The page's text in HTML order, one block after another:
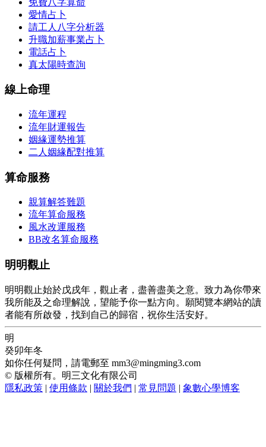
愛情占卜
請工人八字分析器
升職加薪事業占卜
電話占卜
真太陽時查詢
線上命理
流年運程
流年財運報告
姻緣運勢推算
二人姻緣配對推算
算命服務
親算解答難題
流年算命服務
風水改運服務
BB改名算命服務
明明觀止
明明觀止始於戊戌年，觀止者，盡善盡美之意。致力為你帶來
我所能及之命理解說，望能予你一點方向。願閱覽本網站的讀
者能有所啟發，找到自己的歸宿，祝你生活安好。
明
癸卯年冬
如你任何疑問，請電郵至 mm3@mingming3.com
© 版權所有。明三文化有限公司
隱私政策 | 使用條款 | 關於我們 | 常見問題 | 象數心學博客